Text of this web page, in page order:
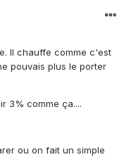
Il chauffe comme c'est
pouvais plus le porter
3% comme ça....
ou on fait un simple